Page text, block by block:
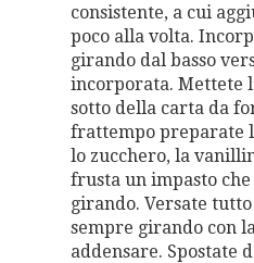
consistente, a cui
poco alla volta.
girando dal basso
incorporata. Mettete
sotto della carta da
frattempo preparate
lo zucchero, la
frusta un impasto
girando. Versate
sempre girando con
addensare. Spostate